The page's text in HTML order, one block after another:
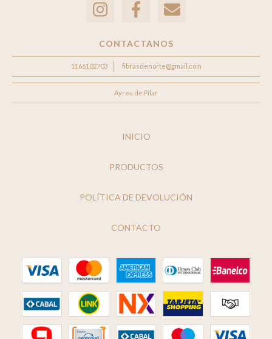
CONTACTANOS
1166102703 fibrasdenorte@gmail.com
Ayres de Pilar
INICIO
PRODUCTOS
POLÍTICA DE DEVOLUCIÓN
CONTACTO